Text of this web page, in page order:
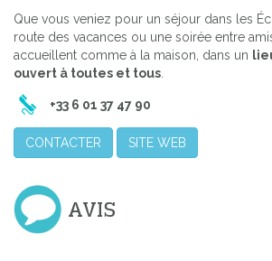
Que vous veniez pour un séjour dans les
route des vacances ou une soirée entre
accueillent comme à la maison, dans un
ouvert à toutes et tous
+33 6 01 37 47 90
CONTACTER SITE WEB
AVIS